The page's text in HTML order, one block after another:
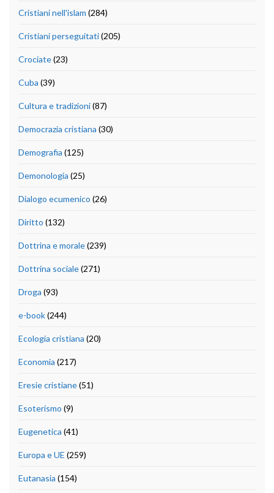
Cristiani nell'islam (284)
Cristiani perseguitati(205)
Crociate(23)
Cuba (39)
Cultura e tradizioni(87)
Democrazia cristiana (30)
Demografia (125)
Demonologia (25)
Dialogo ecumenico (26)
Diritto (132)
Dottrina e morale(239)
Dottrina sociale(271)
Droga (93)
e-book(244)
Ecologia cristiana (20)
Economia (217)
Eresie cristiane(51)
Esoterismo (9)
Eugenetica (41)
Europa e UE (259)
Eutanasia (154)